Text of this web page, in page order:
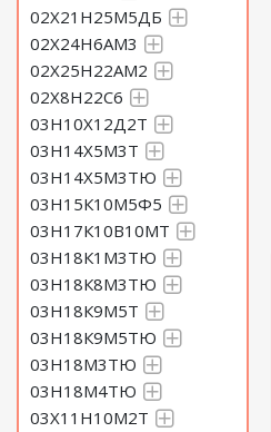
02Х21Н25М5ДБ
02Х24Н6АМ3
02Х25Н22АМ2
02Х8Н22С6
03Н10Х12Д2Т
03Н14Х5М3Т
03Н14Х5М3ТЮ
03Н15К10М5Ф5
03Н17К10В10МТ
03Н18К1М3ТЮ
03Н18К8М3ТЮ
03Н18К9М5Т
03Н18К9М5ТЮ
03Н18М3ТЮ
03Н18М4ТЮ
03Х11Н10М2Т